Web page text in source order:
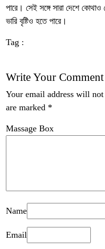
পারে। সেই সঙ্গে সারা দেশে
ভারি বৃষ্টিও হতে পারে।
Tag :
Write Your Comment
Your email address will
are marked *
Massage Box
Name
Email